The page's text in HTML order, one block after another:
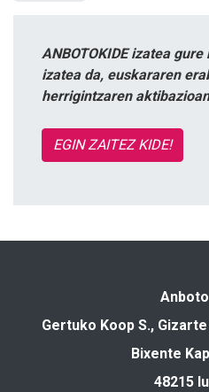
ANBOTOKIDE izatea
izatea da, euskararen
herrigintzaren
EGIN ZAITEZ KIDE!
Gertuko Koop S.,
Bixente
48215